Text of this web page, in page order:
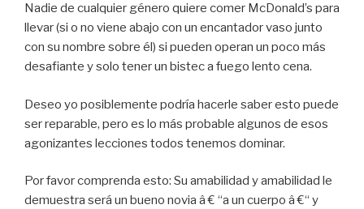
Nadie de cualquier género quiere comer McDonald’s para
llevar (si o no viene abajo con un encantador vaso junto
con su nombre sobre él) si pueden operan un poco más
desafiante y solo tener un bistec a fuego lento cena.
Deseo yo posiblemente podría hacerle saber esto puede
ser reparable, pero es lo más probable algunos de esos
agonizantes lecciones todos tenemos dominar.
Por favor comprenda esto: Su amabilidad y amabilidad le
demuestra será un bueno novia â € “a un cuerpo â €“ y